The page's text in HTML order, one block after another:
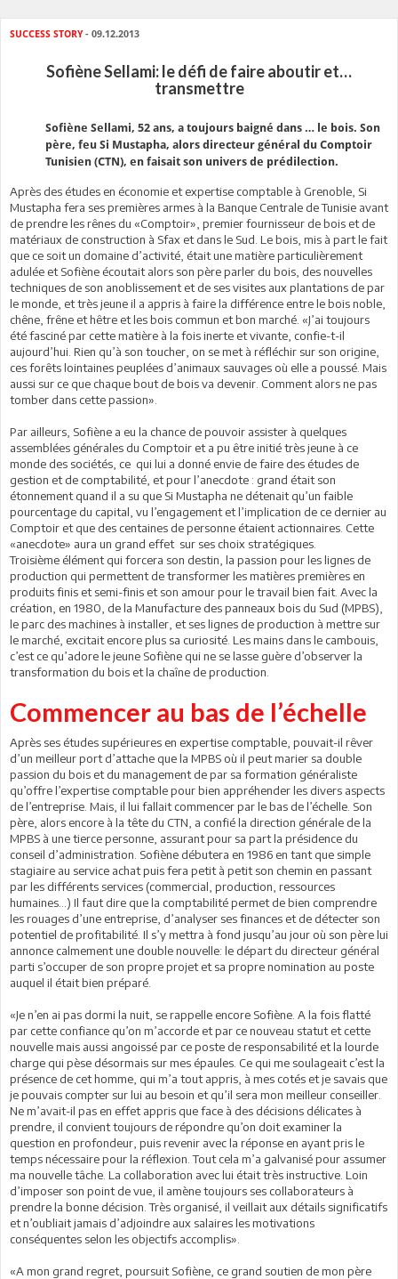
SUCCESS STORY- 09.12.2013
Sofiène Sellami: le défi de faire aboutir et…
transmettre
Sofiène Sellami, 52 ans, a toujours baigné dans … le bois. Son
père, feu Si Mustapha, alors directeur général du Comptoir
Tunisien (CTN), en faisait son univers de prédilection.
Après des études en économie et expertise comptable à Grenoble, Si
Mustapha fera ses premières armes à la Banque Centrale de Tunisie avant
de prendre les rênes du «Comptoir», premier fournisseur de bois et de
matériaux de construction à Sfax et dans le Sud. Le bois, mis à part le fait
que ce soit un domaine d’activité, était une matière particulièrement
adulée et Sofiène écoutait alors son père parler du bois, des nouvelles
techniques de son anoblissement et de ses visites aux plantations de par
le monde, et très jeune il a appris à faire la différence entre le bois noble,
chêne, frêne et hêtre et les bois commun et bon marché. «J’ai toujours
été fasciné par cette matière à la fois inerte et vivante, confie-t-il
aujourd’hui. Rien qu’à son toucher, on se met à réfléchir sur son origine,
ces forêts lointaines peuplées d’animaux sauvages où elle a poussé. Mais
aussi sur ce que chaque bout de bois va devenir. Comment alors ne pas
tomber dans cette passion».
Par ailleurs, Sofiène a eu la chance de pouvoir assister à quelques
assemblées générales du Comptoir et a pu être initié très jeune à ce
monde des sociétés, ce qui lui a donné envie de faire des études de
gestion et de comptabilité, et pour l’anecdote : grand était son
étonnement quand il a su que Si Mustapha ne détenait qu’un faible
pourcentage du capital, vu l’engagement et l’implication de ce dernier au
Comptoir et que des centaines de personne étaient actionnaires. Cette
«anecdote» aura un grand effet sur ses choix stratégiques.
Troisième élément qui forcera son destin, la passion pour les lignes de
production qui permettent de transformer les matières premières en
produits finis et semi-finis et son amour pour le travail bien fait. Avec la
création, en 1980, de la Manufacture des panneaux bois du Sud (MPBS),
le parc des machines à installer, et ses lignes de production à mettre sur
le marché, excitait encore plus sa curiosité. Les mains dans le cambouis,
c’est ce qu’adore le jeune Sofiène qui ne se lasse guère d’observer la
transformation du bois et la chaîne de production.
Commencer au bas de l’échelle
Après ses études supérieures en expertise comptable, pouvait-il rêver
d’un meilleur port d’attache que la MPBS où il peut marier sa double
passion du bois et du management de par sa formation généraliste
qu’offre l’expertise comptable pour bien appréhender les divers aspects
de l’entreprise. Mais, il lui fallait commencer par le bas de l’échelle. Son
père, alors encore à la tête du CTN, a confié la direction générale de la
MPBS à une tierce personne, assurant pour sa part la présidence du
conseil d’administration. Sofiène débutera en 1986 en tant que simple
stagiaire au service achat puis fera petit à petit son chemin en passant
par les différents services (commercial, production, ressources
humaines…) Il faut dire que la comptabilité permet de bien comprendre
les rouages d’une entreprise, d’analyser ses finances et de détecter son
potentiel de profitabilité. Il s’y mettra à fond jusqu’au jour où son père lui
annonce calmement une double nouvelle: le départ du directeur général
parti s’occuper de son propre projet et sa propre nomination au poste
auquel il était bien préparé.
«Je n’en ai pas dormi la nuit, se rappelle encore Sofiène. A la fois flatté
par cette confiance qu’on m’accorde et par ce nouveau statut et cette
nouvelle mais aussi angoissé par ce poste de responsabilité et la lourde
charge qui pèse désormais sur mes épaules. Ce qui me soulageait c’est la
présence de cet homme, qui m’a tout appris, à mes cotés et je savais que
je pouvais compter sur lui au besoin et qu’il sera mon meilleur conseiller.
Ne m’avait-il pas en effet appris que face à des décisions délicates à
prendre, il convient toujours de répondre qu’on doit examiner la
question en profondeur, puis revenir avec la réponse en ayant pris le
temps nécessaire pour la réflexion. Tout cela m’a galvanisé pour assumer
ma nouvelle tâche. La collaboration avec lui était très instructive. Loin
d’imposer son point de vue, il amène toujours ses collaborateurs à
prendre la bonne décision. Très organisé, il veillait aux détails significatifs
et n’oubliait jamais d’adjoindre aux salaires les motivations
conséquentes selon les objectifs accomplis».
«A mon grand regret, poursuit Sofiène, ce grand soutien de mon père